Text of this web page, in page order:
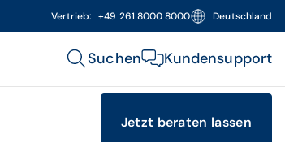
Vertrieb: +49 261 8000 8000 Deutschland
Suchen Kundensupport
Jetzt beraten lassen